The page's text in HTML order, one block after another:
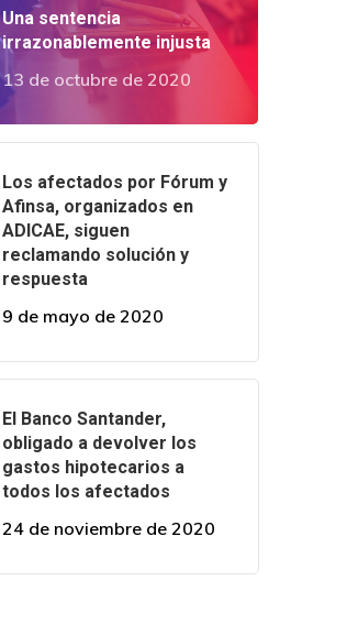
Una sentencia
irrazonablemente injusta
13 de octubre de 2020
Los afectados por Fórum y
Afinsa, organizados en
ADICAE, siguen
reclamando solución y
respuesta
9 de mayo de 2020
El Banco Santander,
obligado a devolver los
gastos hipotecarios a
todos los afectados
24 de noviembre de 2020